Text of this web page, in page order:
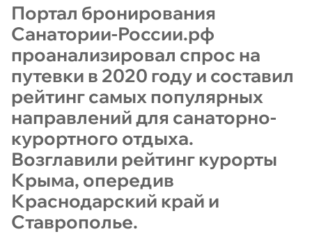
Портал бронирования
Санатории-России.рф
проанализировал спрос на
путевки в 2020 году и составил
рейтинг самых популярных
направлений для санаторно-
курортного отдыха.
Возглавили рейтинг курорты
Крыма, опередив
Краснодарский край и
Ставрополье.